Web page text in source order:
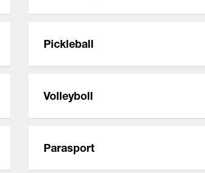
Pickleball
Volleyboll
Parasport